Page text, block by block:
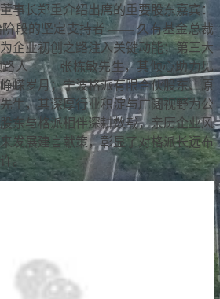
事长郑重介绍出席的重要股东嘉宾：
阶段的坚定支持者 —— 久有基金总裁
企业初创之路注入关键动能；第三大
路人 —— 张栋敏先生，其倾心助力见
嵘岁月；宁波格派有限合伙股东、原
生，其深厚行业积淀与广阔视野为公
东与格派相伴深耕数载，亲历企业风
发展建言献策，彰显了对格派长远布
。